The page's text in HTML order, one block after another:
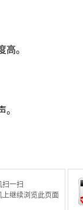
高。
。
扫一扫
上继续浏览此页面